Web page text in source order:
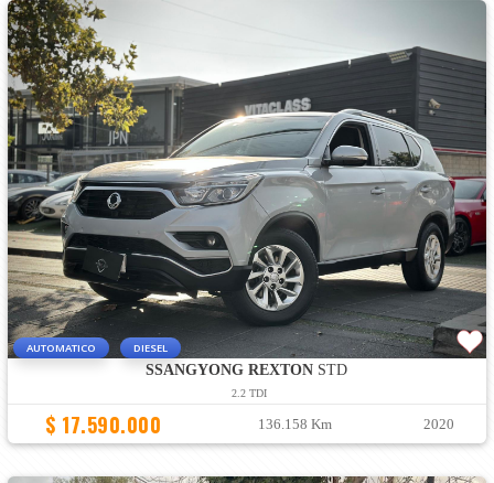
AUTOMATICO DIESEL
SSANGYONG REXTON STD
2.2 TDI
$ 17.590.000 136.158 Km 2020